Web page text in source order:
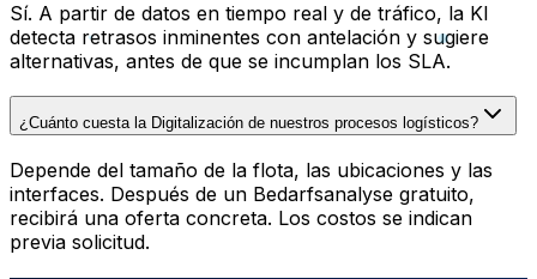
Sí. A partir de datos en tiempo real y de tráfico, la KI
detecta retrasos inminentes con antelación y sugiere
alternativas, antes de que se incumplan los SLA.
¿Cuánto cuesta la Digitalización de nuestros procesos logísticos?
Depende del tamaño de la flota, las ubicaciones y las
interfaces. Después de un Bedarfsanalyse gratuito,
recibirá una oferta concreta. Los costos se indican
previa solicitud.